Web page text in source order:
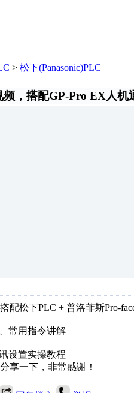
> 松下(Panasonic)PLC
，搭配GP-Pro EX人机
配松下PLC + 普洛菲斯Pro-
常用指令讲解
设置实操教程
享一下，非常感谢！